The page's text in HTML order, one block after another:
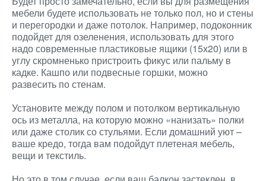
мебели будете использовать не только пол, но и стены
и перегородки и даже потолок. Например, подоконник
подойдет для озеленения, использовать для этого
надо современные пластиковые ящики (15х20) или в
углу скромненько пристроить фикус или пальму в
кадке. Кашпо или подвесные горшки, можно
развесить по стенам.
Установите между полом и потолком вертикальную
ось из металла, на которую можно «нанизать» полки
или даже столик со стульями. Если домашний уют –
ваше кредо, тогда вам подойдут плетеная мебель,
вещи и текстиль.